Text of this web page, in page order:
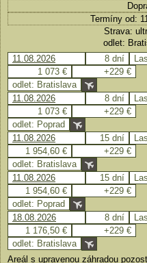
Termíny od:
Strava:
odlet:
11.08.2026
8 dní
1 073 €
+229 €
odlet: Bratislava
11.08.2026
8 dní
1 073 €
+229 €
odlet: Poprad
11.08.2026
15 dní
1 954,60 €
+229 €
odlet: Bratislava
11.08.2026
15 dní
1 954,60 €
+229 €
odlet: Poprad
18.08.2026
8 dní
1 176,50 €
+229 €
odlet: Bratislava
Areál s upravenou záhradou